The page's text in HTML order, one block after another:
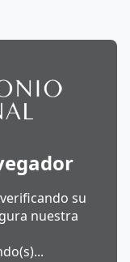
su
nuestra